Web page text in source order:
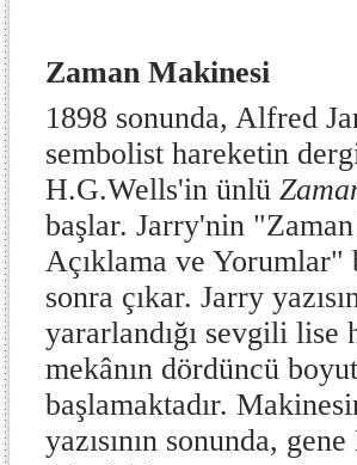
Zaman Makinesi
1898 sonunda, Alfred
sembolist hareketin
H.G.Wells'in ünlü
başlar. Jarry'nin
Açıklama ve Yorumlar"
sonra çıkar. Jarry
yararlandığı sevgili lise
mekânın dördüncü
başlamaktadır.
yazısının sonunda,